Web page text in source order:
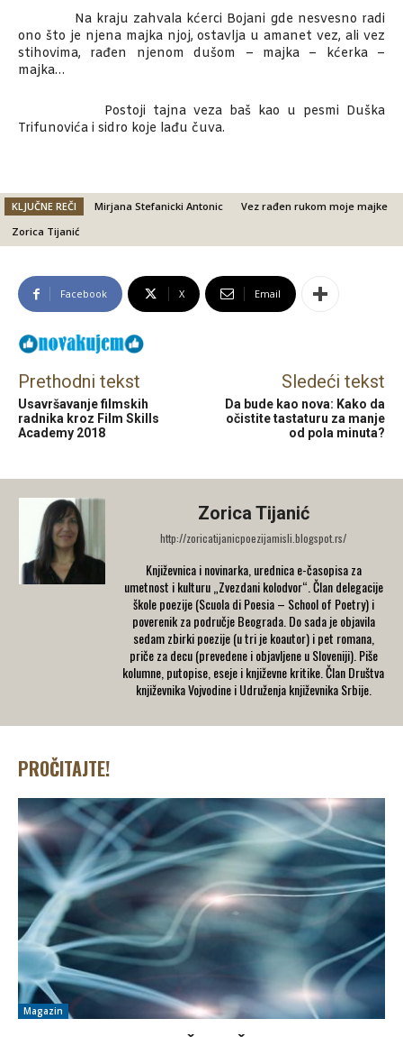
Na kraju zahvala kćerci Bojani gde nesvesno radi
ono što je njena majka njoj, ostavlja u amanet vez, ali vez
stihovima, rađen njenom dušom – majka – kćerka –
majka…
Postoji tajna veza baš kao u pesmi Duška
Trifunovića i sidro koje lađu čuva.
KLJUČNE REČI Mirjana Stefanicki Antonic
Vez rađen rukom moje majke
Zorica Tijanić
Facebook X Email
Prethodni tekst
Usavršavanje filmskih
radnika kroz Film Skills
Academy 2018
Sledeći tekst
Da bude kao nova: Kako da
očistite tastaturu za manje
od pola minuta?
Zorica Tijanić
http://zoricatijanicpoezijamisli.blogspot.rs/
Književnica i novinarka, urednica e-časopisa za
umetnost i kulturu „Zvezdani kolodvor“. Član delegacije
škole poezije (Scuola di Poesia – School of Poetry) i
poverenik za područje Beograda. Do sada je objavila
sedam zbirki poezije (u tri je koautor) i pet romana,
priče za decu (prevedene i objavljene u Sloveniji). Piše
kolumne, putopise, eseje i književne kritike. Član Društva
književnika Vojvodine i Udruženja književnika Srbije.
PROČITAJTE!
Magazin